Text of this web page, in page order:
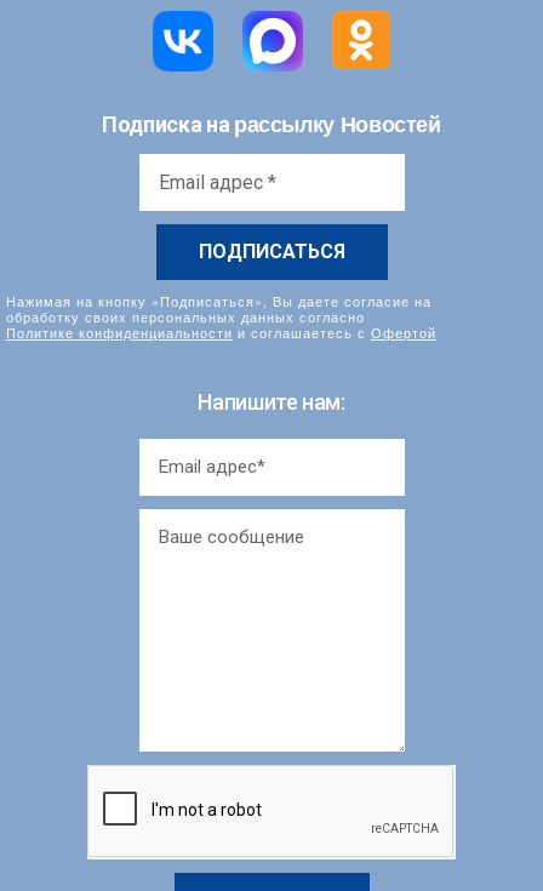
Подписка на рассылку Новостей
Нажимая на кнопку «Подписаться», Вы даете согласие на
обработку своих персональных данных согласно
Политике конфиденциальности и соглашаетесь с Офертой
Напишите нам: